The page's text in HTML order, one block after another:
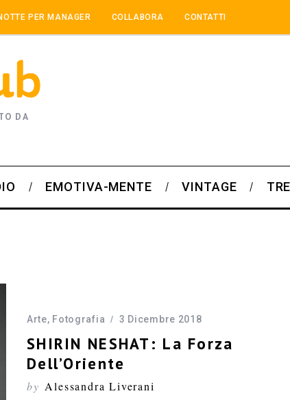
PER MANAGER COLLABORA CONTATTI
DA
EMOTIVA-MENTE VINTAGE
Arte, Fotografia 3 Dicembre 2018
SHIRIN NESHAT: La Forza
Dell’Oriente
by Alessandra Liverani